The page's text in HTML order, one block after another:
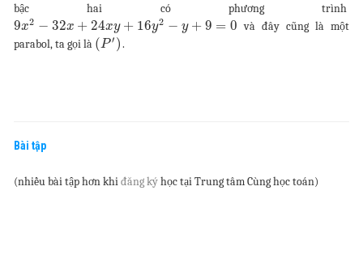
bậc hai có phương trình
9x2 − 32x + 24xy + 16y2 − y + 9 = 0 và đây cũng là một
parabol, ta gọi là (P ′ ).
Bài tập
(nhiều bài tập hơn khiđăng kýhọc tại Trung tâm Cùng học toán)